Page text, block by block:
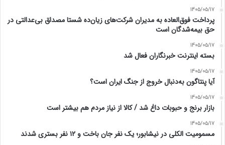
1405/05/17
پرداخت فوق‌العاده به مدیران شرکت‌های زیان‌ده شستا مصداق بی‌عدالتی در
حق بیمه‌شدگان است
1405/05/17
بسته اینترنت خبرنگاران فعال شد
1405/05/17
آیا پنتاگون به‌دنبال خروج از جنگ ایران است؟
1405/05/17
بازار برنج و حبوبات داغ شد / کالا از نیاز مردم هم بیشتر است
1405/05/17
مسمومیت الکلی در نیشابور؛ یک نفر جان باخت و ۱۲ نفر بستری شدند